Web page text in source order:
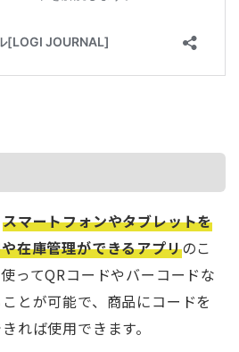
スマートフォンやタブレットを
在庫管理ができるアプリのこ
ってQRコードやバーコードな
とが可能で、商品にコードを
れば使用できます。